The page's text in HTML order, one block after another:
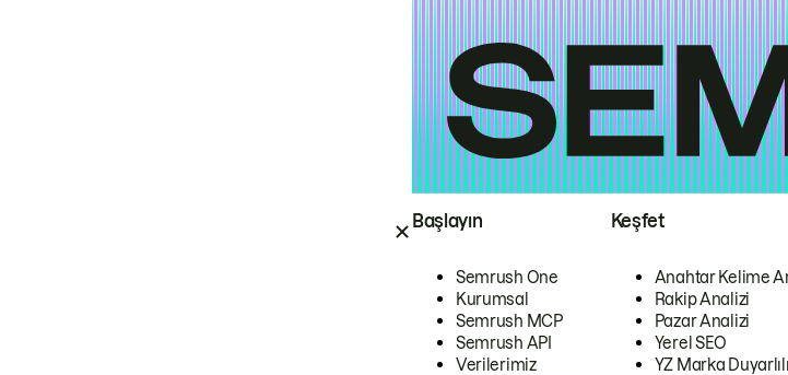
Başlayın
Semrush One
Kurumsal
Semrush MCP
Semrush API
Verilerimiz
Keşfet
Anahtar Kelime
Rakip Analizi
Pazar Analizi
Yerel SEO
YZ Marka